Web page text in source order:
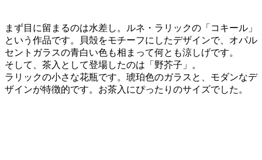
まず目に留まるのは水差し。ルネ・ラリックの「コキール」
という作品です。貝殻をモチーフにしたデザインで、オパル
セントガラスの青白い色も相まって何とも涼しげです。
そして、茶入として登場したのは「野芥子」。
ラリックの小さな花瓶です。琥珀色のガラスと、モダンなデ
ザインが特徴的です。お茶入にぴったりのサイズでした。